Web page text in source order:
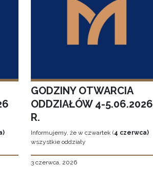
GODZINY OTWARCIA
ODDZIAŁÓW 4-5.06.2026
R.
Informujemy, że w czwartek (4 czerwca)
wszystkie oddziały
3 czerwca, 2026